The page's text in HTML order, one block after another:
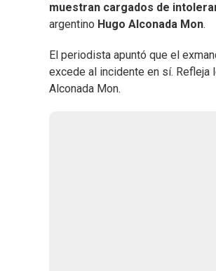
muestran cargados de
argentino Hugo Alconada Mon.
El periodista apuntó que el
excede al incidente en sí.
Alconada Mon.